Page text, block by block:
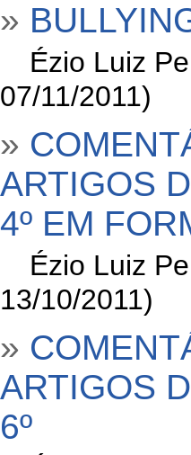
»
Ézio Luiz
07/11/2011)
»
ARTIGOS
4º EM
Ézio Luiz
13/10/2011)
»
ARTIGOS
6º